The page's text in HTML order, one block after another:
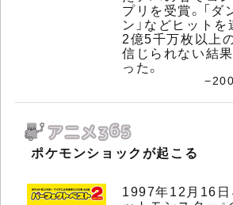
プリを受賞。「ダ
ン」などヒット
2億5千万枚以上
信じられない結
った。
ポケモンショックが起こる
1997年12月16日